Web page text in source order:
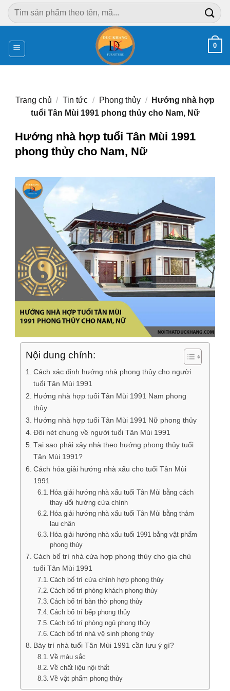
Chuyển
đến
dung
Tìm
kiếm:
0
Trang chủ / Tin tức / Phong thủy /
Hướng nhà hợp
tuổi Tân Mùi 1991 phong thủy cho Nam, Nữ
Hướng nhà hợp tuổi Tân Mùi 1991
phong thủy cho Nam, Nữ
Nội dung chính:
Cách xác định hướng nhà phong thủy cho người
tuổi Tân Mùi 1991
Hướng nhà hợp tuổi Tân Mùi 1991 Nam phong
thủy
Hướng nhà hợp tuổi Tân Mùi 1991 Nữ phong thủy
Đôi nét chung về người tuổi Tân Mùi 1991
Tại sao phải xây nhà theo hướng phong thủy tuổi
Tân Mùi 1991?
Cách hóa giải hướng nhà xấu cho tuổi Tân Mùi
1991
Hóa giải hướng nhà xấu tuổi Tân Mùi bằng cách
thay đổi hướng cửa chính
Hóa giải hướng nhà xấu tuổi Tân Mùi bằng thảm
lau chân
Hóa giải hướng nhà xấu tuổi 1991 bằng vật phẩm
phong thủy
Cách bố trí nhà cửa hợp phong thủy cho gia chủ
tuổi Tân Mùi 1991
Cách bố trí cửa chính hợp phong thủy
Cách bố trí phòng khách phong thủy
Cách bố trí bàn thờ phong thủy
Cách bố trí bếp phong thủy
Cách bố trí phòng ngủ phong thủy
Cách bố trí nhà vệ sinh phong thủy
Bày trí nhà tuổi Tân Mùi 1991 cần lưu ý gì?
Về màu sắc
Về chất liệu nội thất
Về vật phẩm phong thủy